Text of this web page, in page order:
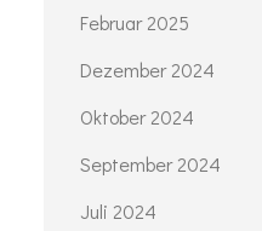
Februar 2025
Dezember 2024
Oktober 2024
September 2024
Juli 2024